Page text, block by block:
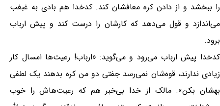
را ببخشد و از دادن کره معافشان کند. کدخدا هم بادی به غبغب
می‌اندازد و قول می‌دهد که کارشان را درست کند و پیش ارباب
برود.
کدخدا پیش ارباب می‌رود و می‌گوید: «ارباب! رعیت‌‌ها امسال کار
زیادی ندارند، قوه‌شان نمی‌رسد جفتی دو من کره بدهند یک لطفی
بهشان بکن». مالک از خدا بی‌خبر هم که رعیت‌هاش را خوب